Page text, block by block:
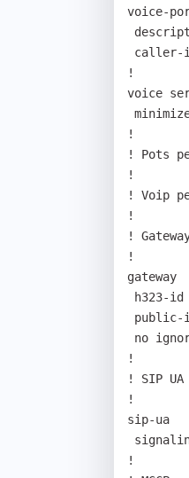
voice-
!
voice
minimize-voip-port multiply 1
!
! Pots
!
! Voip
!
!
!
gateway
!
! SIP
!
sip-ua
!